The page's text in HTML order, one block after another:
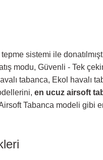
sistemi ile
modu, Güvenli - Tek
tabanca, Ekol havalı
en ucuz airsoft
Tabanca modeli gibi